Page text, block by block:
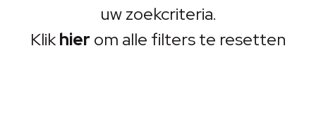
uw zoekcriteria.
Klikhier om alle filters te resetten